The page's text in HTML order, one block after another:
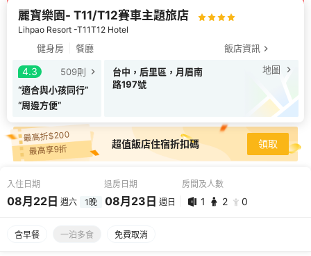
麗寶樂園- T11/T12賽車主題旅店
Lihpao Resort -T11T12 Hotel
健身房 餐廳 飯店資訊
4.3 509則
“適合與小孩同行”
“周邊方便”
台中，后里區，月眉南
路197號
地圖
最高折$200
最高享9折 超值飯店住宿折扣碼 領取
入住日期 退房日期 房間及人數
08月22日 週六 1 晚 08月23日 週日 1 2 0
20
含早餐 一泊多食 免費取消